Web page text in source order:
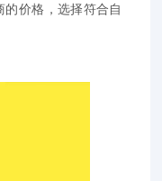
价格，选择符合自